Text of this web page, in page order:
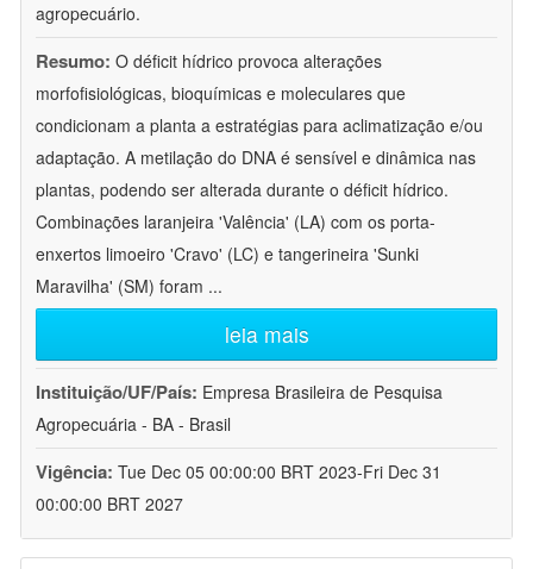
agropecuário.
Resumo: O déficit hídrico provoca alterações
morfofisiológicas, bioquímicas e moleculares que
condicionam a planta a estratégias para aclimatização e/ou
adaptação. A metilação do DNA é sensível e dinâmica nas
plantas, podendo ser alterada durante o déficit hídrico.
Combinações laranjeira 'Valência' (LA) com os porta-
enxertos limoeiro 'Cravo' (LC) e tangerineira 'Sunki
Maravilha' (SM) foram ...
leia mais
Instituição/UF/País: Empresa Brasileira de Pesquisa
Agropecuária - BA - Brasil
Vigência: Tue Dec 05 00:00:00 BRT 2023-Fri Dec 31
00:00:00 BRT 2027